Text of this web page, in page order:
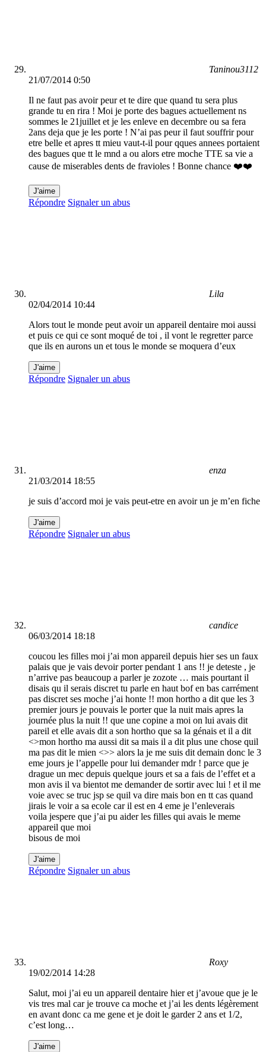
Taninou3112
21/07/2014 0:50
Il ne faut pas avoir peur et te dire que quand tu sera plus
grande tu en rira ! Moi je porte des bagues actuellement ns
sommes le 21juillet et je les enleve en decembre ou sa fera
2ans deja que je les porte ! N’ai pas peur il faut souffrir pour
etre belle et apres tt mieu vaut-t-il pour qques annees portaient
des bagues que tt le mnd a ou alors etre moche TTE sa vie a
cause de miserables dents de fravioles ! Bonne chance ❤️❤️
J'aime
Répondre Signaler un abus
Lila
02/04/2014 10:44
Alors tout le monde peut avoir un appareil dentaire moi aussi
et puis ce qui ce sont moqué de toi , il vont le regretter parce
que ils en aurons un et tous le monde se moquera d’eux
J'aime
Répondre Signaler un abus
enza
21/03/2014 18:55
je suis d’accord moi je vais peut-etre en avoir un je m’en fiche
J'aime
Répondre Signaler un abus
candice
06/03/2014 18:18
coucou les filles moi j’ai mon appareil depuis hier ses un faux
palais que je vais devoir porter pendant 1 ans !! je deteste , je
n’arrive pas beaucoup a parler je zozote … mais pourtant il
disais qu il serais discret tu parle en haut bof en bas carrément
pas discret ses moche j’ai honte !! mon hortho a dit que les 3
premier jours je pouvais le porter que la nuit mais apres la
journée plus la nuit !! que une copine a moi on lui avais dit
pareil et elle avais dit a son hortho que sa la génais et il a dit
<>mon hortho ma aussi dit sa mais il a dit plus une chose quil
ma pas dit le mien <>> alors la je me suis dit demain donc le 3
eme jours je l’appelle pour lui demander mdr ! parce que je
drague un mec depuis quelque jours et sa a fais de l’effet et a
mon avis il va bientot me demander de sortir avec lui ! et il me
voie avec se truc jsp se quil va dire mais bon en tt cas quand
jirais le voir a sa ecole car il est en 4 eme je l’enleverais
voila jespere que j’ai pu aider les filles qui avais le meme
appareil que moi
bisous de moi
J'aime
Répondre Signaler un abus
Roxy
19/02/2014 14:28
Salut, moi j’ai eu un appareil dentaire hier et j’avoue que je le
vis tres mal car je trouve ca moche et j’ai les dents légèrement
en avant donc ca me gene et je doit le garder 2 ans et 1/2,
c’est long…
J'aime